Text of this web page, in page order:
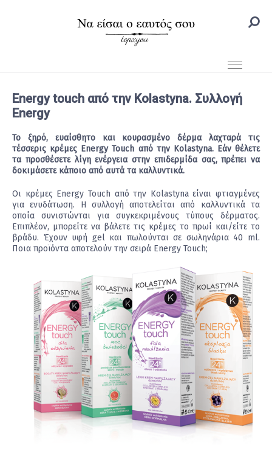
Energy touch από την Kolastyna. Συλλογή
Energy
Το ξηρό, ευαίσθητο και κουρασμένο δέρμα λαχταρά τις
τέσσερις κρέμες Energy Touch από την Kolastyna. Εάν θέλετε
τα προσθέσετε λίγη ενέργεια στην επιδερμίδα σας, πρέπει να
δοκιμάσετε κάποιο από αυτά τα καλλυντικά.
Οι κρέμες Energy Touch από την Kolastyna είναι φτιαγμένες
για ενυδάτωση. Η συλλογή αποτελείται από καλλυντικά τα
οποία συνιστώνται για συγκεκριμένους τύπους δέρματος.
Επιπλέον, μπορείτε να βάλετε τις κρέμες το πρωί και/είτε το
βράδυ. Έχουν υφή gel και πωλούνται σε σωληνάρια 40 ml.
Ποια προϊόντα αποτελούν την σειρά Energy Touch;